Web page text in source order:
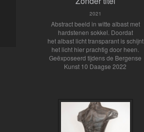
2021
Abstract beeld in witte albast met
hardstenen sokkel. Doordat
het albast licht transparant is schijnt
het licht hier prachtig door heen.
Geëxposeerd tijdens de Bergense
Kunst 10 Daagse 2022